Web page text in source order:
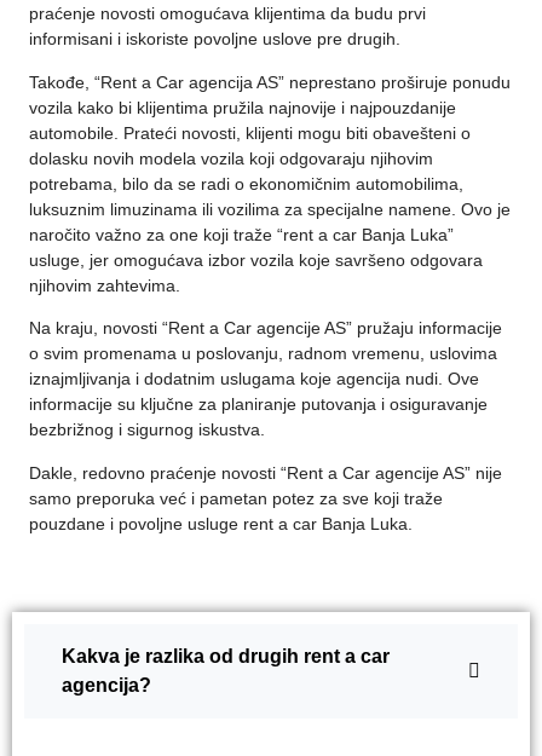
praćenje novosti omogućava klijentima da budu prvi
informisani i iskoriste povoljne uslove pre drugih.
Takođe, “Rent a Car agencija AS” neprestano proširuje ponudu
vozila kako bi klijentima pružila najnovije i najpouzdanije
automobile. Prateći novosti, klijenti mogu biti obavešteni o
dolasku novih modela vozila koji odgovaraju njihovim
potrebama, bilo da se radi o ekonomičnim automobilima,
luksuznim limuzinama ili vozilima za specijalne namene. Ovo je
naročito važno za one koji traže “rent a car Banja Luka”
usluge, jer omogućava izbor vozila koje savršeno odgovara
njihovim zahtevima.
Na kraju, novosti “Rent a Car agencije AS” pružaju informacije
o svim promenama u poslovanju, radnom vremenu, uslovima
iznajmljivanja i dodatnim uslugama koje agencija nudi. Ove
informacije su ključne za planiranje putovanja i osiguravanje
bezbrižnog i sigurnog iskustva.
Dakle, redovno praćenje novosti “Rent a Car agencije AS” nije
samo preporuka već i pametan potez za sve koji traže
pouzdane i povoljne usluge rent a car Banja Luka
Kakva je razlika od drugih rent a car
agencija?